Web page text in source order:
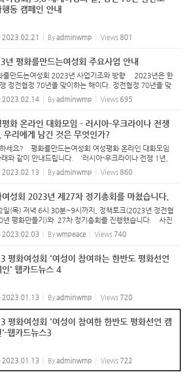
동 캠페인 안내
2023.02.21 Byadminwmp Views 801
년 평화를만드는여성회 주요사업 안내
를만드는여성회 2023년 사업기조와 방향 2023년은 한
정전협정 70년을 맞이하는 해이다. 정전협정 70년을 맞
남북관계는 상대방을 적 혹은 주적으로 부르는 공공연한
계로 접어들었고, 한국정부는 미-중 전략경쟁 속에서 한
2023.02.14 Byadminwmp Views 695
평화 온라인 대화모임 - 러시아-우크라이나 전쟁
우리에게 남긴 것은 무엇인가?
세요? 평화를만드는여성회 여성평화 온라인 대화모임
와 같이 안내드립니다. ‘러시아-우크라이나 전쟁 1년,
게 남긴 것은 무엇인가?“ 2022년 2월 24일, 러시아가
이나를 침공한 지 벌써 1년이 되었습니다. 오래가지 않을
2023.02.13 Byadminwmp Views 860
여성회 2023년 제27차 정기총회를 마쳤습니다.
일(목) 저녁 6시 30분~9시까지, 정책토크(2023년 정전협
년 평화만들기)와 27차 정기총회를 진행했습니다. 사진
장 공유드립니다.
2023.02.03 Bywmpeace Views 740
평화여성회 '여성이 참여하는 한반도 평화선언
인' 웹카드뉴스 4
2023.01.13 Byadminwmp Views 720
평화여성회 '여성이 참여한 한반도 평화선언 캠
'-웹카드뉴스3
2023.01.13 Byadminwmp Views 722